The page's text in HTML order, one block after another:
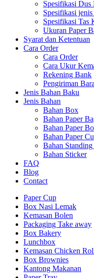
Spesifikasi Dus
Spesifikasi
Spesifikasi Tas
Ukuran Paper
Syarat dan Ketentuan
Cara Order
Cara Order
Cara Ukur
Rekening Bank
Pengiriman
Jenis Bahan Baku
Jenis Bahan
Bahan Box
Bahan Paper
Bahan Paper
Bahan Paper
Bahan Standing
Bahan Sticker
FAQ
Blog
Contact
Paper Cup
Box Nasi Lemak
Kemasan Bolen
Packaging Take away
Box Bakery
Lunchbox
Kemasan Chicken
Box Brownies
Kantong Makanan